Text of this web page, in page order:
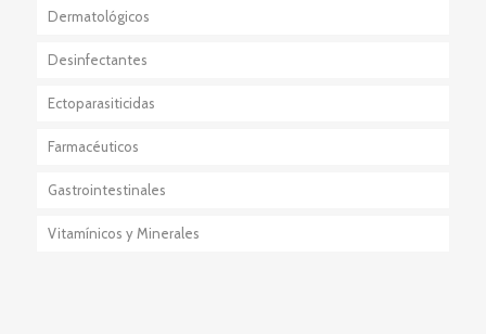
Internos
Externos + Internos
Dermatológicos
Desinfectantes
Ectoparasiticidas
Farmacéuticos
Anestésico-Sedante
Eutanásicos
Gastrointestinales
Vitamínicos y Minerales